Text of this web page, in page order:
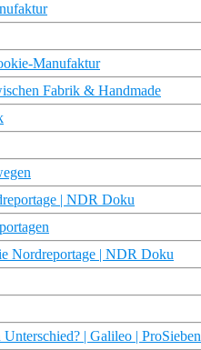
Manufaktur
Fabrik & Handmade
| NDR Doku
Nordreportage | NDR Doku
| Galileo | ProSieben